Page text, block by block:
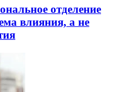
отделение
влияния, а не